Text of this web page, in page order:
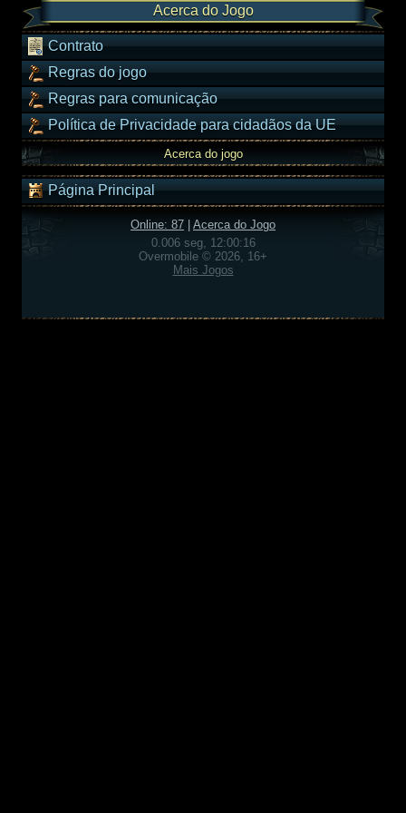
Acerca do Jogo
Contrato
Regras do jogo
Regras para comunicação
Política de Privacidade para cidadãos da UE
Acerca do jogo
Página Principal
Online: 87
Acerca do Jogo
0.006 seg, 12:00:16
Overmobile © 2026, 16+
Mais Jogos